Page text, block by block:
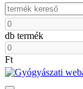
db termék
Ft